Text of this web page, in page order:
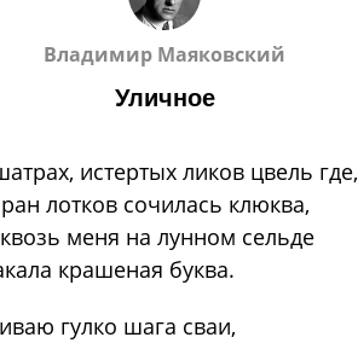
Владимир Маяковский
Уличное
истертых ликов цвель где,
лотков сочилась клюква,
меня на лунном сельде
крашеная буква.
гулко шага сваи,